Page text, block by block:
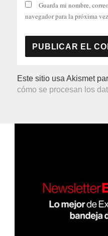
Guarda mi nombre,
navegador para la próxima
Este sitio usa Akismet
cómo se procesan los